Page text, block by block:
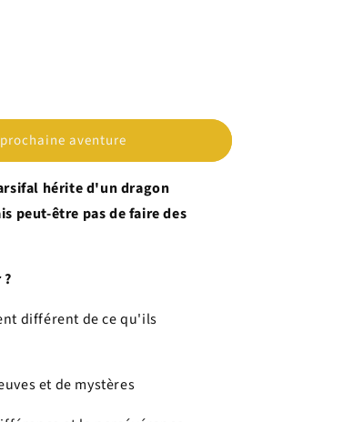
aventure
hérite d'un dragon
peut-être pas de faire des
différent de ce qu'ils
et de mystères